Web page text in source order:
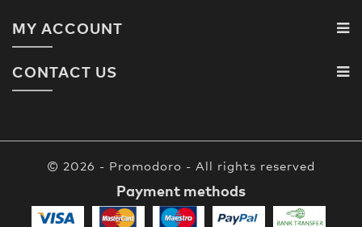
MY ACCOUNT
CONTACT US
© 2026 - Promodoro - All rights reserved
Payment methods